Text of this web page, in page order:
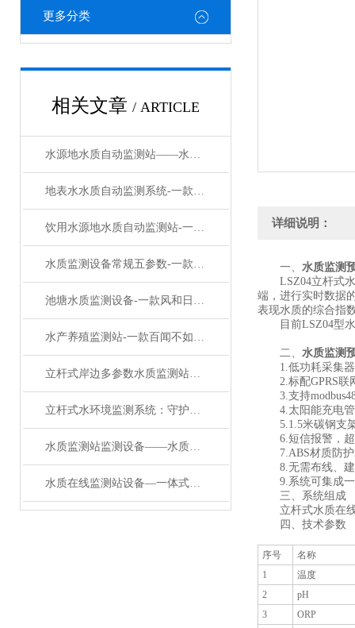
更多分类
相关文章 / ARTICLE
水源地水质自动监测站——水质在线监测系统：让每一滴水质数据都实时可溯
地表水水质自动监测系统-一款覆雨翻云的太阳能水质在线监测设备#2023已更新
饮用水源地水质自动监测站-一款实力在线的水质监测预警系统设备#2023已更新
水质监测设备常规五参数-一款心旷神怡的水质快速监测设备#2023已更新
池塘水质监测设备-一款风和日丽的多参数水质在线监测设备#2023已更新
水产养殖监测站-一款百闻不如一见的水质监测站#2023已更新
立杆式岸边多参数水质监测站：守护碧水的“智能哨兵”
立杆式水环境监测系统：守护碧水的立杆水质监测站
水质监测站监测设备——水质在线监测系统：城市供水与污水处理的安全哨兵
水质在线监测站设备—一体式水质监测站：工业废水达标排放的“实时监管员”
详细说明：
一、 水质监测
LSZ04立杆式水
端，进行实时数据
表现水质的综合指
目前LSZ04型水
二、 水质监测
1.低功耗采集器
2.标配GPRS联
3.支持
4.太阳能充电管
5.1.5米碳钢支
6.短信报警，超
7.ABS材质防护
8.无需布线、建
9.系统可集成一
三、系统组成
立杆式水质在线
四、技术参数
序号
名称
1
温度
2
pH
3
ORP